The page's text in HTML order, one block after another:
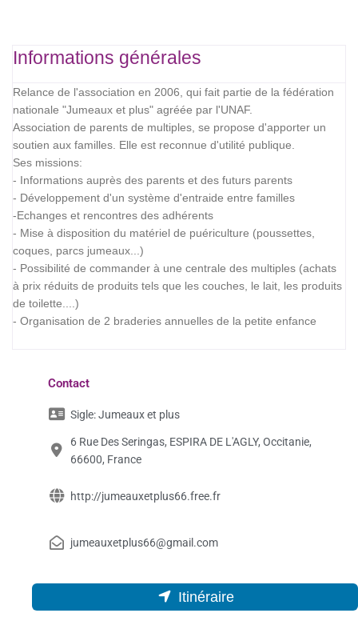
Informations générales
Relance de l'association en 2006, qui fait partie de la fédération
nationale "Jumeaux et plus" agréée par l'UNAF.
Association de parents de multiples, se propose d'apporter un
soutien aux familles. Elle est reconnue d'utilité publique.
Ses missions:
- Informations auprès des parents et des futurs parents
- Développement d'un système d'entraide entre familles
-Echanges et rencontres des adhérents
- Mise à disposition du matériel de puériculture (poussettes,
coques, parcs jumeaux...)
- Possibilité de commander à une centrale des multiples (achats
à prix réduits de produits tels que les couches, le lait, les produits
de toilette....)
- Organisation de 2 braderies annuelles de la petite enfance
Contact
Sigle:Jumeaux et plus
6 Rue Des Seringas, ESPIRA DE L'AGLY, Occitanie,
66600, France
http://jumeauxetplus66.free.fr
jumeauxetplus66@gmail.com
Itinéraire